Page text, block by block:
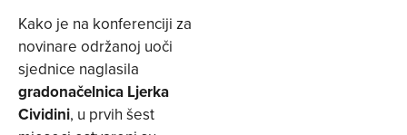
Kako je na konferenciji za
novinare održanoj uoči
sjednice naglasila
gradonačelnica Ljerka
Cividini, u prvih šest